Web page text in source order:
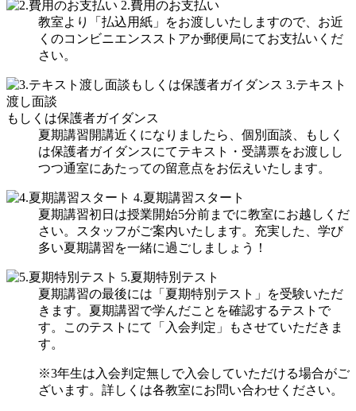
2.費用のお支払い
教室より「払込用紙」をお渡しいたしますので、お近
くのコンビニエンスストアか郵便局にてお支払いくだ
さい。
3.テキスト
渡し面談
もしくは保護者ガイダンス
夏期講習開講近くになりましたら、個別面談、もしく
は保護者ガイダンスにてテキスト・受講票をお渡しし
つつ通室にあたっての留意点をお伝えいたします。
4.夏期講習スタート
夏期講習初日は授業開始5分前までに教室にお越しくだ
さい。スタッフがご案内いたします。充実した、学び
多い夏期講習を一緒に過ごしましょう！
5.夏期特別テスト
夏期講習の最後には「夏期特別テスト」を受験いただ
きます。夏期講習で学んだことを確認するテストで
す。このテストにて「入会判定」もさせていただきま
す。
※3年生は入会判定無しで入会していただける場合がご
ざいます。詳しくは各教室にお問い合わせください。